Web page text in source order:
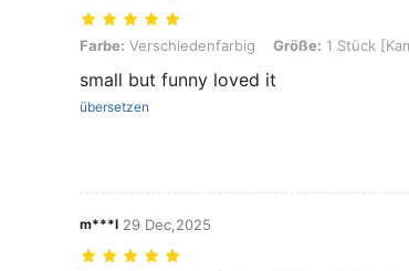
Farbe: Verschiedenfarbig, Größe: 1 Stück [Kamm]
Farbe: Verschiedenfarbig Größe: 1 Stück
small but funny loved it
übersetzen
m***l 29 Dec,2025